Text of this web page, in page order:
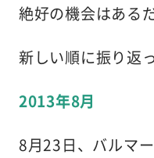
絶好の機会はある
新しい順に振り返
2013年8月
8月23日、バルマ